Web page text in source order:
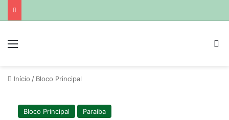
Início / Bloco Principal
Bloco Principal Paraiba